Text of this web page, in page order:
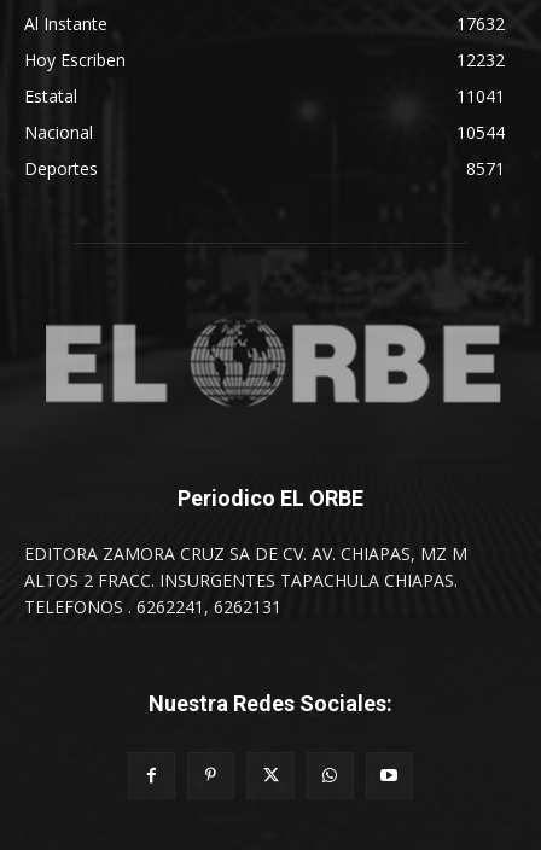
Al Instante
17632
Hoy Escriben
12232
Estatal
11041
Nacional
10544
Deportes
8571
Periodico EL ORBE
EDITORA ZAMORA CRUZ SA DE CV. AV. CHIAPAS, MZ M
ALTOS 2 FRACC. INSURGENTES TAPACHULA CHIAPAS.
TELEFONOS . 6262241, 6262131
Nuestra Redes Sociales: